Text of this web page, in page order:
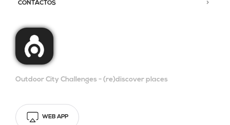
CONTACTOS
Outdoor City Challenges - (re)discover places
WEB APP